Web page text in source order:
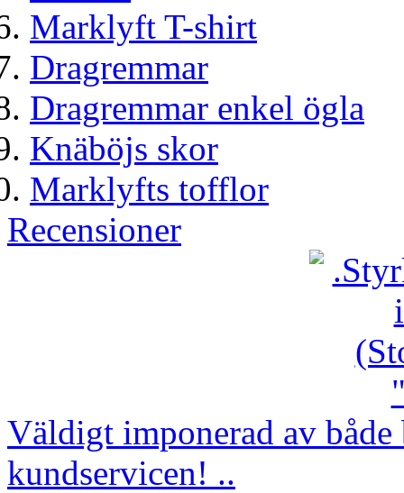
Marklyft T-shirt
Dragremmar
Dragremmar enkel ögla
Knäböjs skor
Marklyfts tofflor
Recensioner
Väldigt imponerad av
kundservicen! ..